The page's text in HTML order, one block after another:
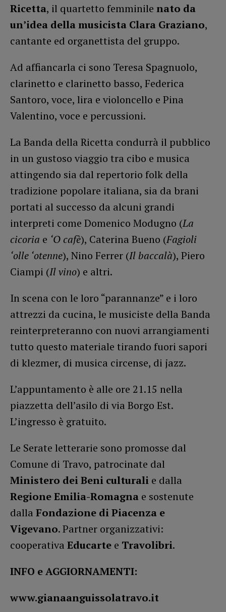
Ricetta, il quartetto femminile nato da
un’idea della musicista Clara Graziano,
cantante ed organettista del gruppo.
Ad affiancarla ci sono Teresa Spagnuolo,
clarinetto e clarinetto basso, Federica
Santoro, voce, lira e violoncello e Pina
Valentino, voce e percussioni.
La Banda della Ricetta condurrà il pubblico
in un gustoso viaggio tra cibo e musica
attingendo sia dal repertorio folk della
tradizione popolare italiana, sia da brani
portati al successo da alcuni grandi
interpreti come Domenico Modugno (La
cicoria e ‘O cafè), Caterina Bueno (Fagioli
‘olle ‘otenne), Nino Ferrer (Il baccalà), Piero
Ciampi (Il vino) e altri.
In scena con le loro “parannanze” e i loro
attrezzi da cucina, le musiciste della Banda
reinterpreteranno con nuovi arrangiamenti
tutto questo materiale tirando fuori sapori
di klezmer, di musica circense, di jazz.
L’appuntamento è alle ore 21.15 nella
piazzetta dell’asilo di via Borgo Est.
L’ingresso è gratuito.
Le Serate letterarie sono promosse dal
Comune di Travo, patrocinate dal
Ministero dei Beni culturali e dalla
Regione Emilia-Romagna e sostenute
dalla Fondazione di Piacenza e
Vigevano. Partner organizzativi:
cooperativa Educarte e Travolibri.
INFO e AGGIORNAMENTI:
www.gianaanguissolatravo.it